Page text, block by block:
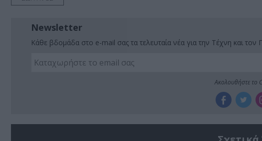
Newsletter
Κάθε βδομάδα στο e-mail σας τα τελευταία νέα για την Τέχνη και τον
Ακολουθήστε το